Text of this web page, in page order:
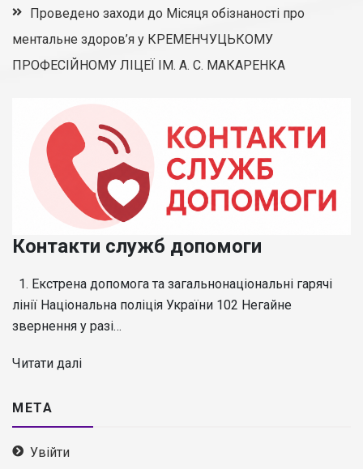
Проведено заходи до Місяця обізнаності про
ментальне здоров’я у КРЕМЕНЧУЦЬКОМУ
ПРОФЕСІЙНОМУ ЛІЦЕЇ ІМ. А. С. МАКАРЕНКА
Контакти служб допомоги
1. Екстрена допомога та загальнонаціональні гарячі
лінії Національна поліція України 102 Негайне
звернення у разі…
Читати далі
МЕТА
Увійти